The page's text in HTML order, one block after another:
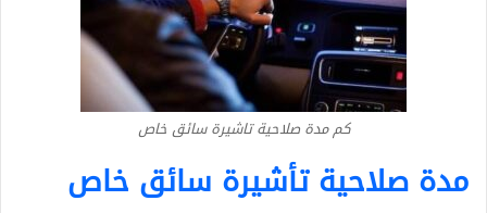
كم مدة صلاحية تاشيرة سائق خاص
مدة صلاحية تأشيرة سائق خاص